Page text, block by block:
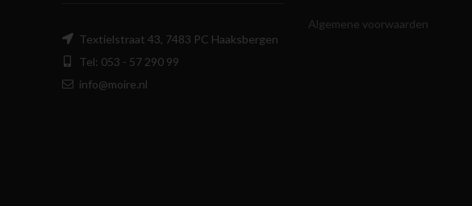
Textielstraat 43, 7483 PC Haaksbergen
Tel: 053 - 57 290 99
info@moire.nl
Algemene voorwaarden